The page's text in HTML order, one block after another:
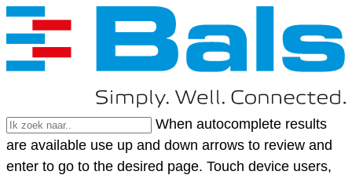
When autocomplete results
are available use up and down arrows to review and
enter to go to the desired page. Touch device users,